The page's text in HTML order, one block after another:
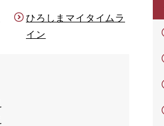
ひろしまマイタイムラ
イン